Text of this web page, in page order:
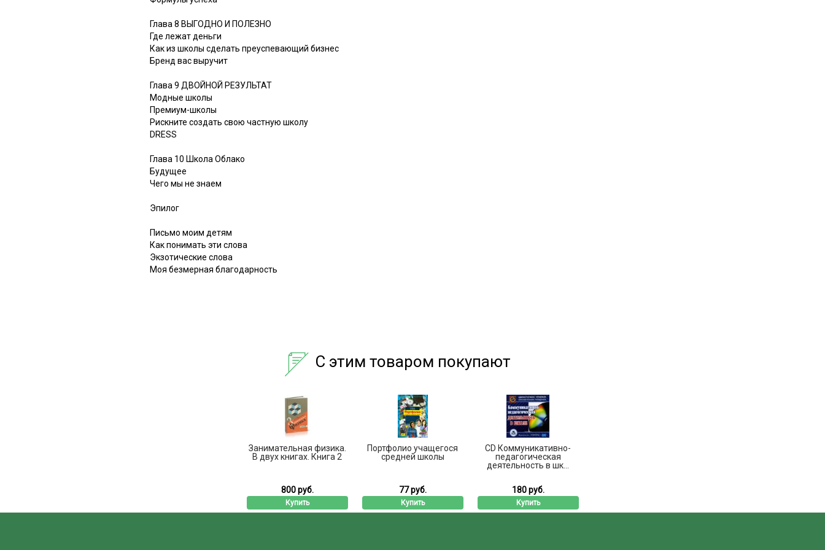
Глава 8 ВЫГОДНО И ПОЛЕЗНО
Где лежат деньги
Как из школы сделать преуспевающий бизнес
Бренд вас выручит
Глава 9 ДВОЙНОЙ РЕЗУЛЬТАТ
Модные школы
Премиум-школы
Рискните создать свою частную школу
DRESS
Глава 10 Школа Облако
Будущее
Чего мы не знаем
Эпилог
Письмо моим детям
Как понимать эти слова
Экзотические слова
Моя безмерная благодарность
С этим товаром покупают
Занимательная физика.
В двух книгах. Книга 2
800 руб.
Купить
Портфолио учащегося
средней школы
77 руб.
Купить
CD Коммуникативно-
педагогическая
деятельность в шк...
180 руб.
Купить